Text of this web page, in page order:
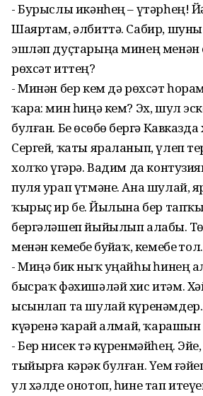
- Бурыслы икәнһең – үтәрһең!
Шаяртам, әлбиттә. Сабир,
эшләп дуҫтарыңа минең менән
рөхсәт иттең?
- Минән бер кем дә рөхсәт
ҡара: мин һиңә кем? Эх, шул
булған. Беҙ өсөбөҙ бергә Кавказда
Сергей, ҡаты яраланып, үлеп
холҡо үҙгәрә. Вадим да
пуля урап үтмәне. Ана шулай,
ҡырыҫ ир беҙ. Йылына бер
бергәләшеп йыйылып алабыҙ.
менән кемебеҙ буйҙаҡ, кемебеҙ тол.
- Миңә бик ныҡ уңайһыҙ һинең
бысраҡ фәхишәләй хис итәм.
ысынлап та шулай
күҙҙәренә ҡарай алмай, ҡарашын
- Бер нисек тә күренмәйһең.
тыйырға кәрәк булған. Үҙем
ул хәлде онотоп, һине тап